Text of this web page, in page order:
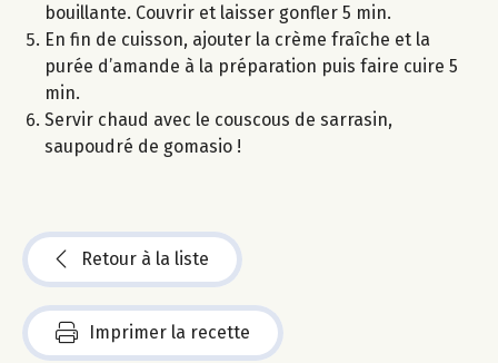
bouillante. Couvrir et laisser gonfler 5 min.
En fin de cuisson, ajouter la crème fraîche et la
purée d’amande à la préparation puis faire cuire 5
min.
Servir chaud avec le couscous de sarrasin,
saupoudré de gomasio !
Retour à la liste
Imprimer la recette